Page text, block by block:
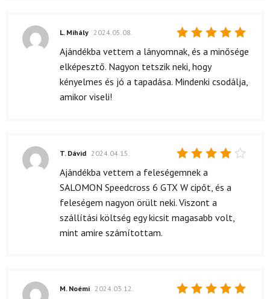
Értékelés:
/ 5
L. Mihály 2024.05.08.
Ajándékba vettem a lányomnak, és a minősége
elképesztő. Nagyon tetszik neki, hogy
kényelmes és jó a tapadása. Mindenki csodálja,
amikor viseli!
Értékelés:
T. Dávid 2024.04.15.
Ajándékba vettem a feleségemnek a
SALOMON Speedcross 6 GTX W cipőt, és a
feleségem nagyon örült neki. Viszont a
szállítási költség egy kicsit magasabb volt,
mint amire számítottam.
M. Noémi 2024.03.12.